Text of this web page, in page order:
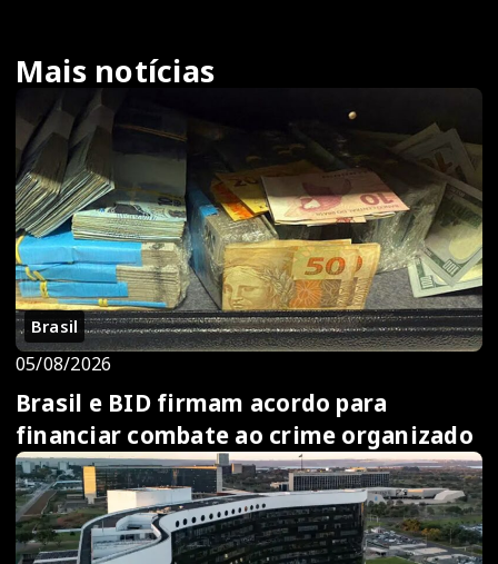
Mais notícias
Brasil
05/08/2026
Brasil e BID firmam acordo para
financiar combate ao crime organizado